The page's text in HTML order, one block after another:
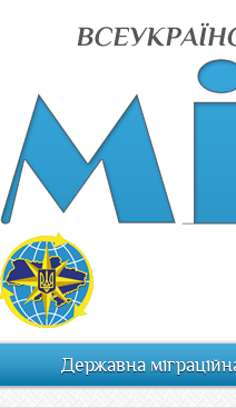
Державна